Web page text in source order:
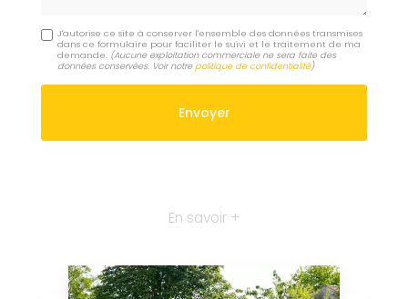
J'autorise ce site à conserver l'ensemble des données transmises
dans ce formulaire pour faciliter le suivi et le traitement de ma
demande. (Aucune exploitation commerciale ne sera faite des
données conservées. Voir notrepolitique de confidentialité)
En savoir +